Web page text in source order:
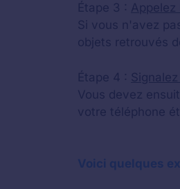
Étape 3 :
Si vous n'avez
objets retrouvés
Étape 4 :
Vous devez
votre téléphone
Voici quelques